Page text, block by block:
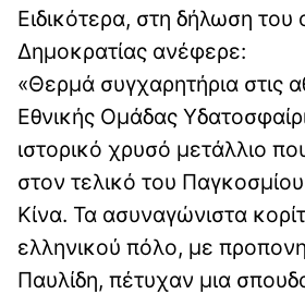
Ειδικότερα, στη δήλωση
Δημοκρατίας ανέφερε:
«Θερμά συγχαρητήρια στις
Εθνικής Ομάδας
ιστορικό χρυσό μετάλλιο
στον τελικό του
Κίνα. Τα ασυναγώνιστα
ελληνικού πόλο, με
Παυλίδη, πέτυχαν μια